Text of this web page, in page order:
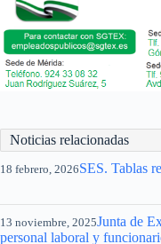
Noticias relacionadas
18 febrero, 2026SES. Tablas
13 noviembre, 2025Junta de
personal laboral y